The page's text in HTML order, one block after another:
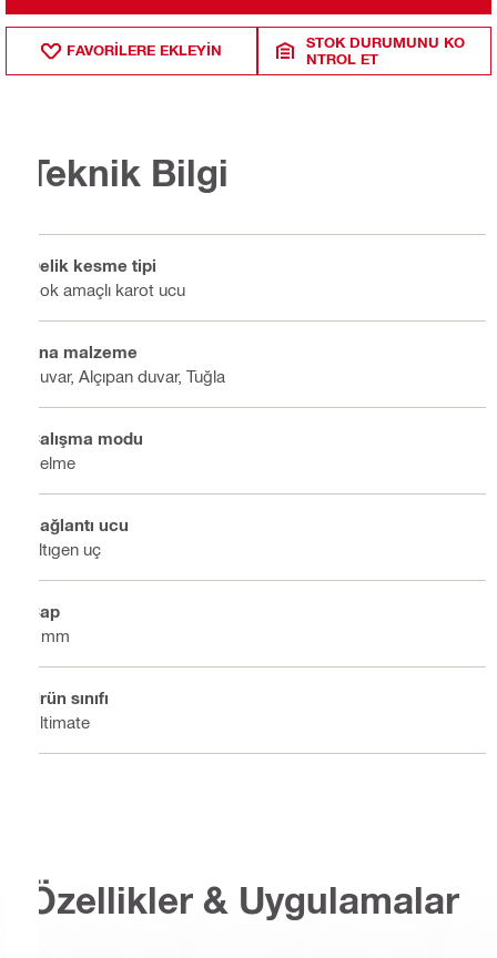
FAVORILERE EKLEYIN
STOK DURUMUNU KO
NTROL ET
Teknik Bilgi
Delik kesme tipi
Çok amaçlı karot ucu
Ana malzeme
Duvar, Alçıpan duvar, Tuğla
Çalışma modu
Delme
Bağlantı ucu
Altıgen uç
Çap
9 mm
Ürün sınıfı
Ultimate
Özellikler & Uygulamalar